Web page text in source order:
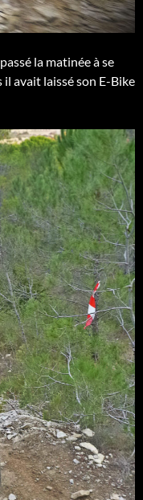
la matinée à se
avait laissé son E-Bike